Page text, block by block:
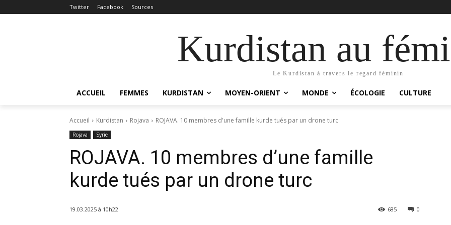
Twitter Facebook Sources
Kurdistan au
Le Kurdistan à travers le regard féminin
ACCUEIL FEMMES KURDISTAN MOYEN-ORIENT MONDE ÉCOLOGIE CULTURE
Accueil Kurdistan Rojava ROJAVA. 10 membres d'une famille kurde tués par un drone turc
Rojava Syrie
ROJAVA. 10 membres d’une famille
kurde tués par un drone turc
19.03.2025 à 10h22 0
685